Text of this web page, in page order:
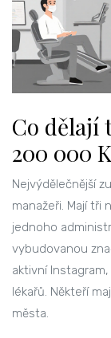
Co dělají
200 000
Nejvýdělečnější
manažeři. Mají tři
jednoho
vybudovanou
aktivní
lékařů. Někteří
města.